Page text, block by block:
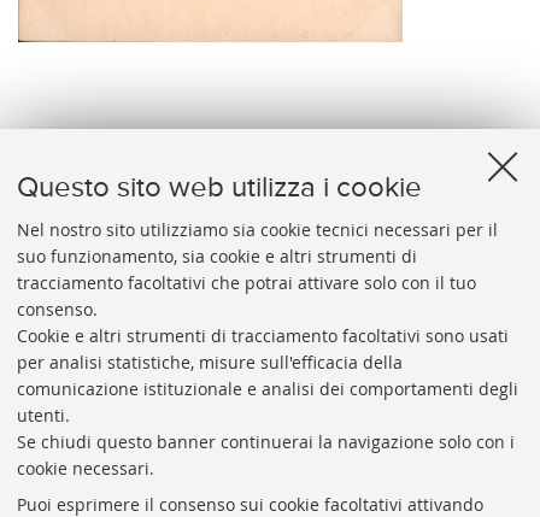
Questo sito web utilizza i cookie
Nel nostro sito utilizziamo sia cookie tecnici necessari per il
suo funzionamento, sia cookie e altri strumenti di
tracciamento facoltativi che potrai attivare solo con il tuo
consenso.
Cookie e altri strumenti di tracciamento facoltativi sono usati
per analisi statistiche, misure sull'efficacia della
comunicazione istituzionale e analisi dei comportamenti degli
utenti.
Se chiudi questo banner continuerai la navigazione solo con i
cookie necessari.
Puoi esprimere il consenso sui cookie facoltativi attivando
UNIVERSITARIA
Presidente: prof. Francesco Citti
Coordinatrice gestionale: Maria Pia Torricelli
Responsabile Amministrativo: Luigia Di Pumpo
Via Zamboni, 33/35 - 40126 Bologna (BO)
Tel. +39 051 2088306 - Fax +39 051 2088385